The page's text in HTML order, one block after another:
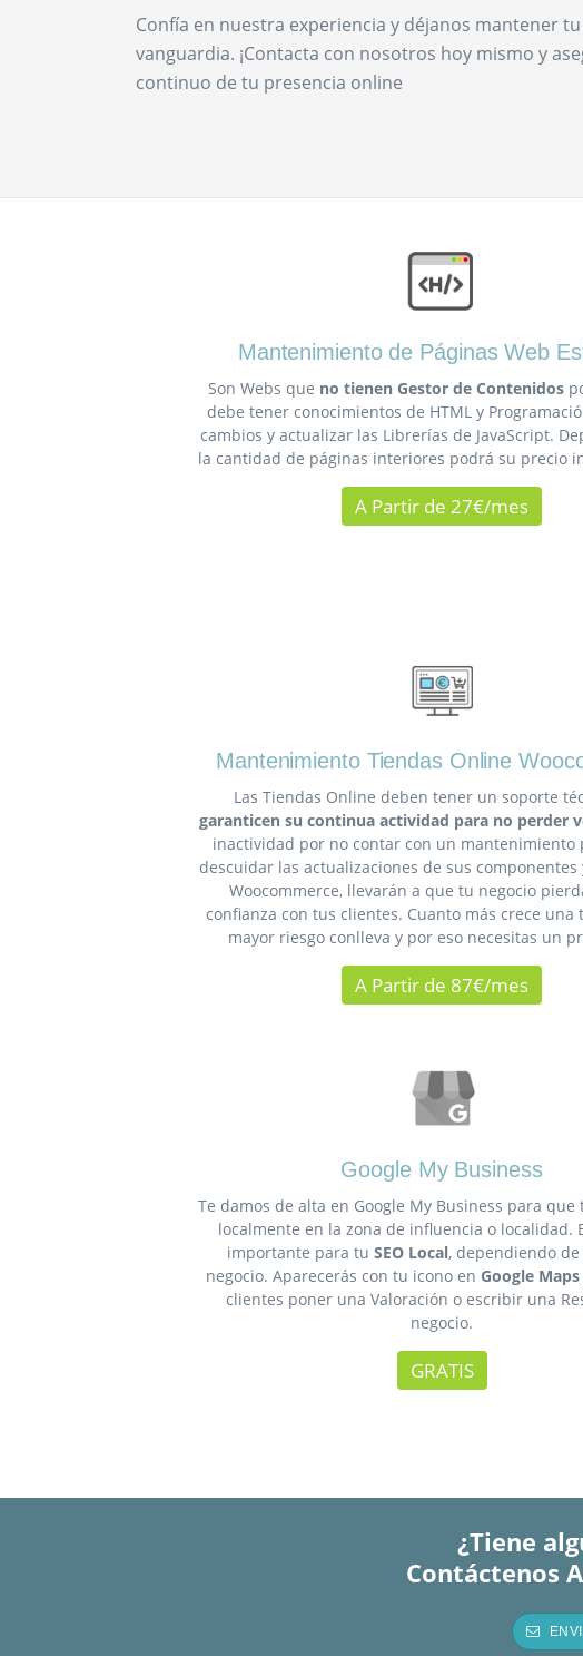
Confía en nuestra experiencia y déjanos mantener
vanguardia. ¡Contacta con nosotros hoy mismo y
continuo de tu presencia online
Mantenimiento de Páginas Web
Son Webs que no tienen Gestor de Contenidos
debe tener conocimientos de HTML y
cambios y actualizar las Librerías de JavaScript.
la cantidad de páginas interiores podrá su precio
A Partir de 27€/mes
Mantenimiento Tiendas Online
Las Tiendas Online deben tener un soporte
garanticen su continua actividad para no perder
inactividad por no contar con un mantenimiento
descuidar las actualizaciones de sus componentes
Woocommerce, llevarán a que tu negocio
confianza con tus clientes. Cuanto más crece una
mayor riesgo conlleva y por eso necesitas un
A Partir de 87€/mes
Google My Business
Te damos de alta en Google My Business para
localmente en la zona de influencia o localidad.
importante para tu SEO Local, dependiendo
negocio. Aparecerás con tu icono en Google Maps
clientes poner una Valoración o escribir una
negocio.
GRATIS
¿Tiene
Contáctenos